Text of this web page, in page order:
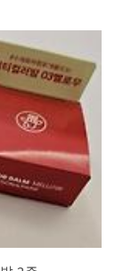
또 제거하고 싶
에 들어온건스피
아요 당첨시 긁
다이소 매진템
천원 그 이상